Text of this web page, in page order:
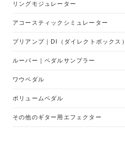
リングモジュレーター
アコースティックシミュレーター
プリアンプ｜DI（ダイレクトボックス）
ルーパー｜ペダルサンプラー
ワウペダル
ボリュームペダル
その他のギター用エフェクター